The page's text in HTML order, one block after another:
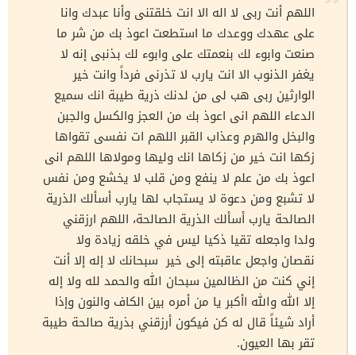
اللهم أنت ربى لا اله الا انت خلقتنى وأنا عبدك وانا
على عهدك ووعدك ما استطعت اعوذ بك من شر ما
صنعت وابوء لك بنعمتك على وابوء لك بذنبى إنه لا
يغفر الذنوب الا انت يارب لا تذرنى فرداً وانت خير
الوارثين ربى هب لى من لدنك ذرية طيبة انك سميع
الدعاء اللهم انى اعوذ بك من العجز والكسل والجبن
والبخل والهرم وعذاب القبر اللهم ات نفسى تقواها
زكها انت خير من زكاها انك وليها ومولاها اللهم انى
اعوذ بك من علم لا ينفع ومن قلب لا يخشع ومن نفس
لا تشبع ومن دعوة لا يستجاب لها يارب أسألك الذرية
الصالحة يارب أسألك الذرية الصالحة، اللهم ارزقني
ولدا واجعله تقيا ذكيا ليس في خلقه زيادة ولا
نقصان واجعل ‏عاقبته إلى خير سبحانك لا إله إلا أنت
إني كنت من الظالمين سبحان الله والحمد لله ولا إله
إلا الله والله اأكبر يا من أمره بين الكاف والنون وإذا
أراد شيئاً قال له كن فيكون أرزقني بذرية ‏صالحة طيبة
تقر بها العيون.